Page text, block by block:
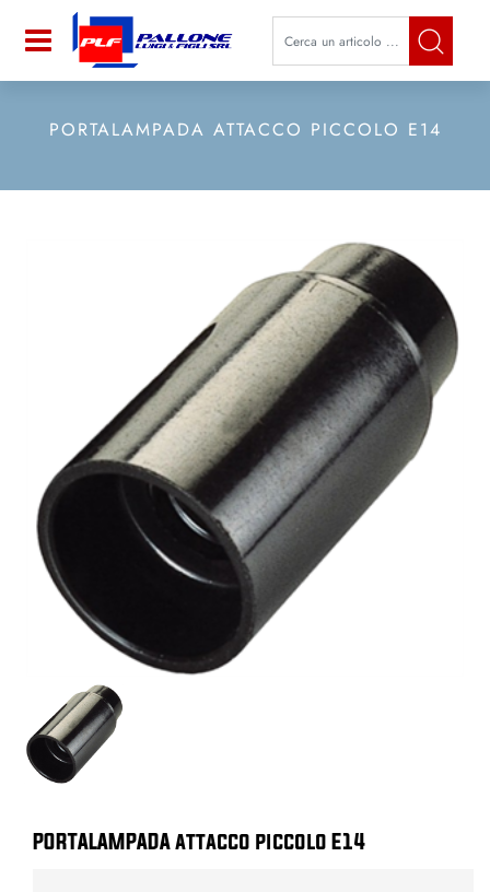
Open La modifica di un filtro
PORTALAMPADA ATTACCO PICCOLO E14
PORTALAMPADA attacco piccolo E14